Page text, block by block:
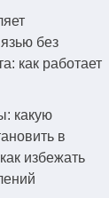
без
как работает
какую
в
избежать